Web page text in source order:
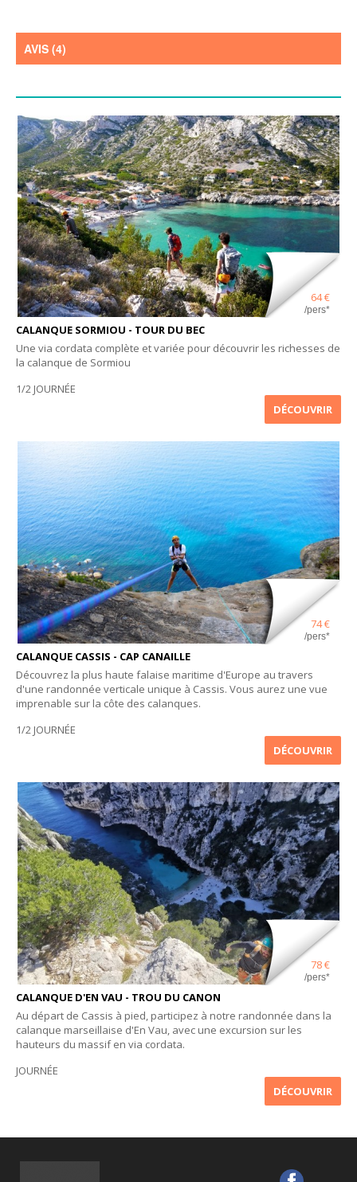
AVIS (4)
64 €
/pers*
CALANQUE SORMIOU - TOUR DU BEC
Une via cordata complète et variée pour découvrir les richesses de
la calanque de Sormiou
1/2 JOURNÉE
DÉCOUVRIR
74 €
/pers*
CALANQUE CASSIS - CAP CANAILLE
Découvrez la plus haute falaise maritime d'Europe au travers
d'une randonnée verticale unique à Cassis. Vous aurez une vue
imprenable sur la côte des calanques.
1/2 JOURNÉE
DÉCOUVRIR
78 €
/pers*
CALANQUE D'EN VAU - TROU DU CANON
Au départ de Cassis à pied, participez à notre randonnée dans la
calanque marseillaise d'En Vau, avec une excursion sur les
hauteurs du massif en via cordata.
JOURNÉE
DÉCOUVRIR